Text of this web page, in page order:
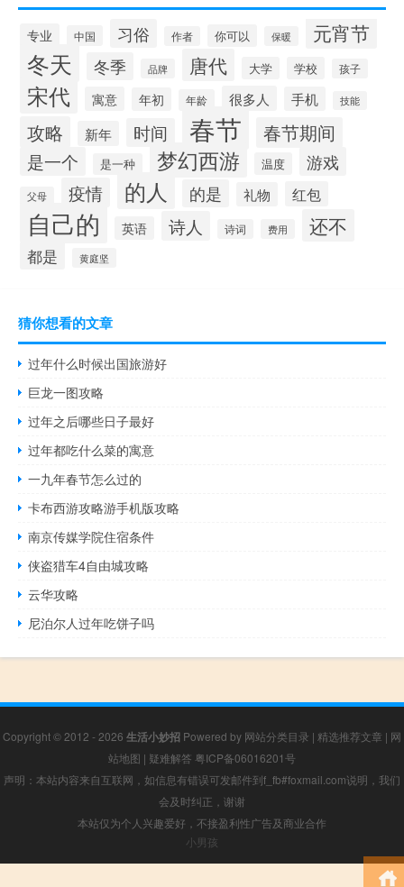
专业 中国 习俗 作者 你可以 保暖 元宵节
冬天 冬季 品牌 唐代 大学 学校 孩子
宋代 寓意 年初 年龄 很多人 手机 技能
攻略 新年 时间 春节 春节期间
是一个 是一种 梦幻西游 温度 游戏
父母 疫情 的人 的是 礼物 红包
自己的 英语 诗人 诗词 费用 还不
都是 黄庭坚
猜你想看的文章
过年什么时候出国旅游好
巨龙一图攻略
过年之后哪些日子最好
过年都吃什么菜的寓意
一九年春节怎么过的
卡布西游攻略游手机版攻略
南京传媒学院住宿条件
侠盗猎车4自由城攻略
云华攻略
尼泊尔人过年吃饼子吗
Copyright © 2012 - 2026 生活小妙招 Powered by 网站分类目录 | 精选推荐文章 | 网
站地图 | 疑难解答 粤ICP备06016201号
声明：本站内容来自互联网，如信息有错误可发邮件到f_fb#foxmail.com说明，我们
会及时纠正，谢谢
本站仅为个人兴趣爱好，不接盈利性广告及商业合作
小男孩